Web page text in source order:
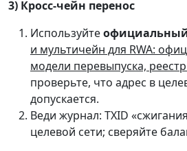
3) Кросс-чейн перенос
Используйте
и мультичейн для RWA:
модели перевыпуска,
проверьте, что адрес в
допускается.
Веди журнал: TXID
целевой сети; сверяйте